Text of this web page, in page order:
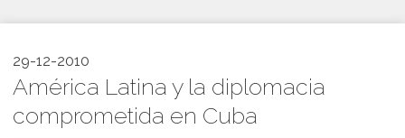
29-12-2010
América Latina y la diplomacia
comprometida en Cuba